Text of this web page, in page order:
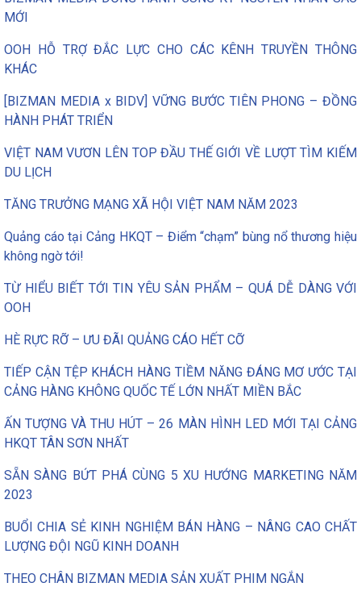
MỚI
OOH HỖ TRỢ ĐẮC LỰC CHO CÁC KÊNH TRUYỀN THÔNG
KHÁC
[BIZMAN MEDIA x BIDV] VỮNG BƯỚC TIÊN PHONG – ĐỒNG
HÀNH PHÁT TRIỂN
VIỆT NAM VƯƠN LÊN TOP ĐẦU THẾ GIỚI VỀ LƯỢT TÌM KIẾM
DU LỊCH
TĂNG TRƯỞNG MẠNG XÃ HỘI VIỆT NAM NĂM 2023
Quảng cáo tại Cảng HKQT – Điểm “chạm” bùng nổ thương hiệu
không ngờ tới!
TỪ HIỂU BIẾT TỚI TIN YÊU SẢN PHẨM – QUÁ DỄ DÀNG VỚI
OOH
HÈ RỰC RỠ – ƯU ĐÃI QUẢNG CÁO HẾT CỠ
TIẾP CẬN TỆP KHÁCH HÀNG TIỀM NĂNG ĐÁNG MƠ ƯỚC TẠI
CẢNG HÀNG KHÔNG QUỐC TẾ LỚN NHẤT MIỀN BẮC
ẤN TƯỢNG VÀ THU HÚT – 26 MÀN HÌNH LED MỚI TẠI CẢNG
HKQT TÂN SƠN NHẤT
SẴN SÀNG BỨT PHÁ CÙNG 5 XU HƯỚNG MARKETING NĂM
2023
BUỔI CHIA SẺ KINH NGHIỆM BÁN HÀNG – NÂNG CAO CHẤT
LƯỢNG ĐỘI NGŨ KINH DOANH
THEO CHÂN BIZMAN MEDIA SẢN XUẤT PHIM NGẮN